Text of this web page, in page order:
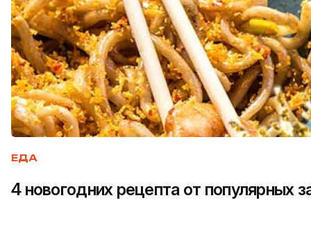
ЕДА
4 новогодних рецепта от популярных